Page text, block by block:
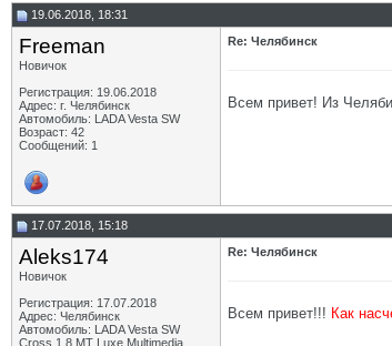
19.06.2018, 18:31
Freeman
Новичок
Регистрация: 19.06.2018
Адрес: г. Челябинск
Автомобиль: LADA Vesta SW
Возраст: 42
Сообщений: 1
Re: Челябинск
Всем привет! Из
17.07.2018, 15:18
Aleks174
Новичок
Регистрация: 17.07.2018
Адрес: Челябинск
Автомобиль: LADA Vesta SW
Cross 1.8 МТ Luxe Multimedia
Re: Челябинск
Всем привет!!! Как